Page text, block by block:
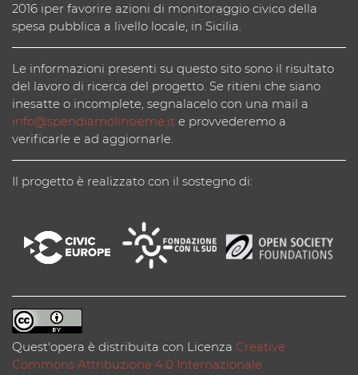
2016 iper favorire azioni di monitoraggio civico della
spesa pubblica a livello locale, in Sicilia.
Le informazioni presenti su questo sito sono il risultato
del lavoro di ricerca del progetto. Se ritieni che siano
inesatte o incomplete, segnalacelo con una mail a
info@spendiamolinsieme.it e provvederemo a
verificarle e ad aggiornarle.
Il progetto è realizzato con il sostegno di:
Quest'opera è distribuita con Licenza Creative
Commons Attribuzione 4.0 Internazionale